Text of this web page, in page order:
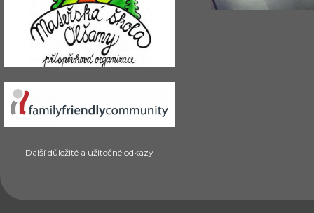
Další důležité a užitečné odkazy